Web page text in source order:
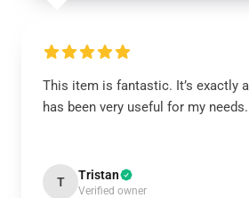
This item is fantastic. It’s exactly
has been very useful for my needs.
T Tristan
Verified owner